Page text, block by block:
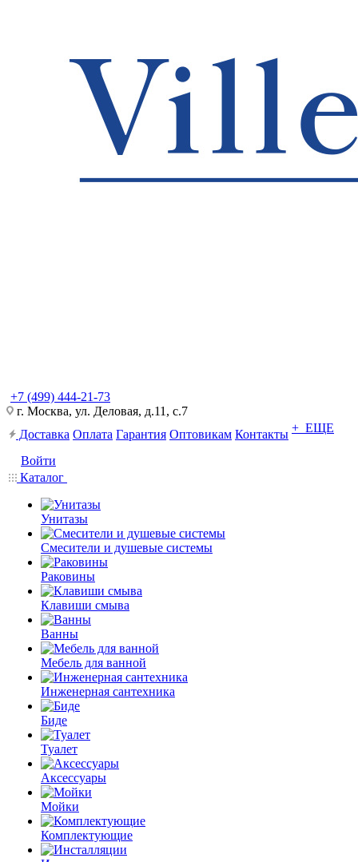
+7 (499) 444-21-73
г. Москва, ул. Деловая, д.11, с.7
Доставка Оплата Гарантия Оптовикам Контакты + ЕЩЕ
Войти
Каталог
Унитазы
Смесители и душевые системы
Раковины
Клавиши смыва
Ванны
Мебель для ванной
Инженерная сантехника
Биде
Туалет
Аксессуары
Мойки
Комплектующие